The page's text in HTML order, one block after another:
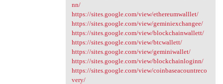
nn/
https://sites.google.com/view/ethereumwalllet/
https://sites.google.com/view/geminiexchangee/
https://sites.google.com/view/blockchainwallett/
https://sites.google.com/view/btcwallett/
https://sites.google.com/view/geminiwallet/
https://sites.google.com/view/blockchainloginn/
https://sites.google.com/view/coinbaseacountreco
very/